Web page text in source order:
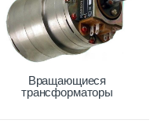
Вращающиеся
трансформаторы